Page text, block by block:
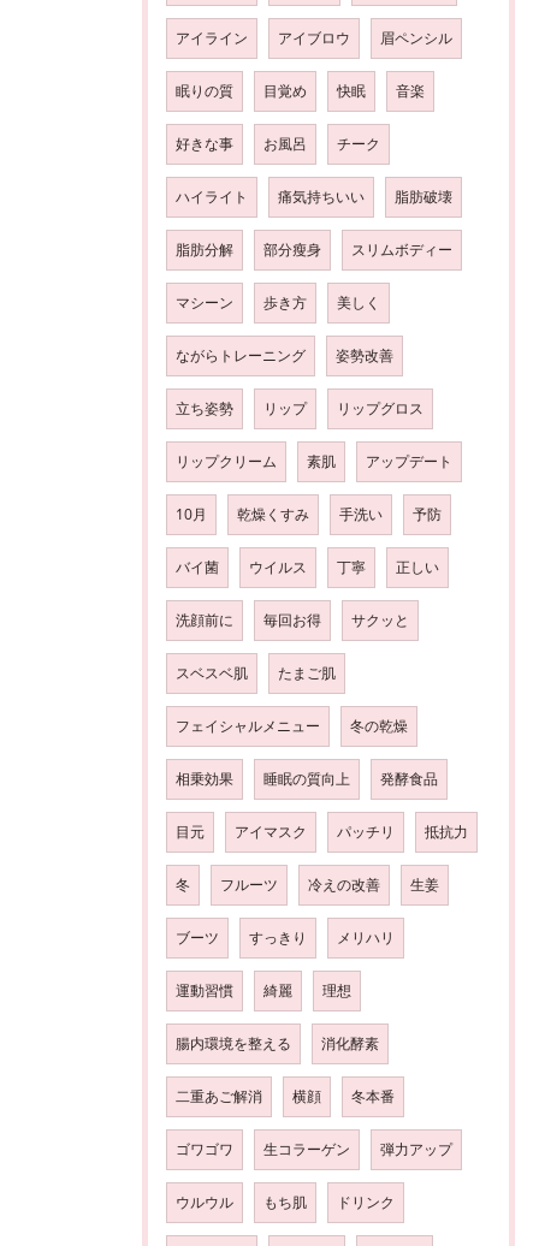
アイライン アイブロウ 眉ペンシル
眠りの質 目覚め 快眠 音楽
好きな事 お風呂 チーク
ハイライト 痛気持ちいい 脂肪破壊
脂肪分解 部分瘦身 スリムボディー
マシーン 歩き方 美しく
ながらトレーニング 姿勢改善
立ち姿勢 リップ リップグロス
リップクリーム 素肌 アップデート
10月 乾燥くすみ 手洗い 予防
バイ菌 ウイルス 丁寧 正しい
洗顔前に 毎回お得 サクッと
スベスベ肌 たまご肌
フェイシャルメニュー 冬の乾燥
相乗効果 睡眠の質向上 発酵食品
目元 アイマスク パッチリ 抵抗力
冬 フルーツ 冷えの改善 生姜
ブーツ すっきり メリハリ
運動習慣 綺麗 理想
腸内環境を整える 消化酵素
二重あご解消 横顔 冬本番
ゴワゴワ 生コラーゲン 弾力アップ
ウルウル もち肌 ドリンク